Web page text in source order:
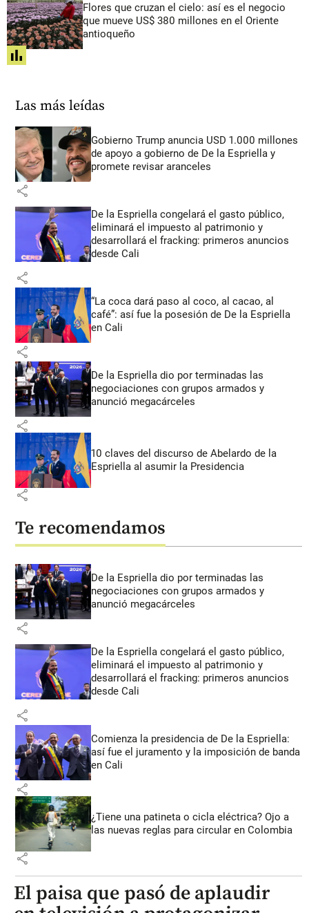
Flores que cruzan el cielo: así es el negocio
que mueve US$ 380 millones en el Oriente
antioqueño
share
Las más leídas
Gobierno Trump anuncia USD 1.000 millones
de apoyo a gobierno de De la Espriella y
promete revisar aranceles
share
De la Espriella congelará el gasto público,
eliminará el impuesto al patrimonio y
desarrollará el fracking: primeros anuncios
desde Cali
share
“La coca dará paso al coco, al cacao, al
café”: así fue la posesión de De la Espriella
en Cali
share
De la Espriella dio por terminadas las
negociaciones con grupos armados y
anunció megacárceles
share
10 claves del discurso de Abelardo de la
Espriella al asumir la Presidencia
share
Te recomendamos
De la Espriella dio por terminadas las
negociaciones con grupos armados y
anunció megacárceles
share
De la Espriella congelará el gasto público,
eliminará el impuesto al patrimonio y
desarrollará el fracking: primeros anuncios
desde Cali
share
Comienza la presidencia de De la Espriella:
así fue el juramento y la imposición de banda
en Cali
share
¿Tiene una patineta o cicla eléctrica? Ojo a
las nuevas reglas para circular en Colombia
share
El paisa que pasó de aplaudir